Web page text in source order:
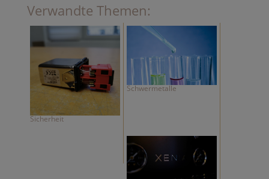
Verwandte Themen:
Sicherheit
Schwermetalle